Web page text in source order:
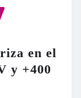
en el
y +400